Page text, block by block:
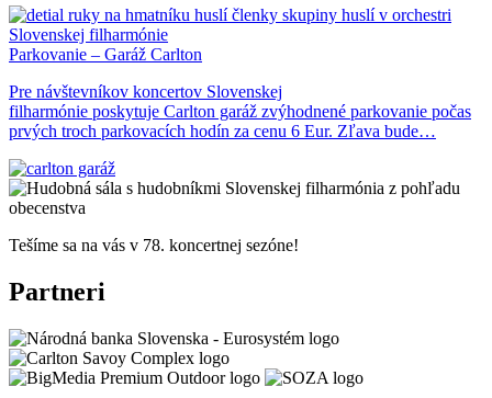
Parkovanie – Garáž Carlton
Pre návštevníkov koncertov Slovenskej
filharmónie poskytuje Carlton garáž zvýhodnené parkovanie počas
prvých troch parkovacích hodín za cenu 6 Eur. Zľava bude…
Tešíme sa na vás v 78. koncertnej sezóne!
Partneri